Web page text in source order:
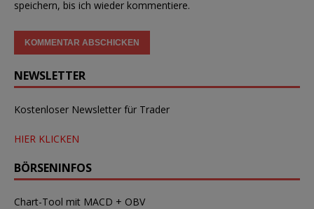
speichern, bis ich wieder kommentiere.
NEWSLETTER
Kostenloser Newsletter für Trader
HIER KLICKEN
BÖRSENINFOS
Chart-Tool mit MACD + OBV